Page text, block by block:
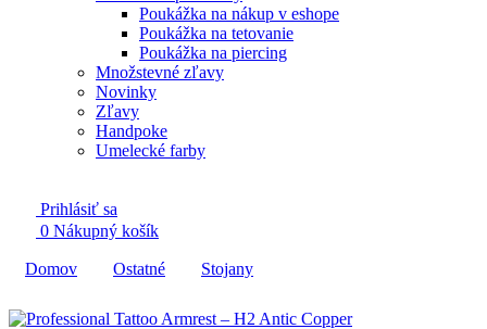
Poukážka na nákup v eshope
Poukážka na tetovanie
Poukážka na piercing
Množstevné zľavy
Novinky
Zľavy
Handpoke
Umelecké farby
Prihlásiť sa
0 Nákupný košík
Domov Ostatné Stojany